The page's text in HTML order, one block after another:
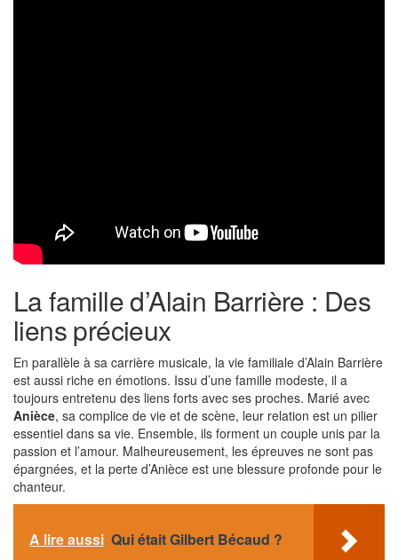
La famille d’Alain Barrière : Des
liens précieux
En parallèle à sa carrière musicale, la vie familiale d’Alain Barrière
est aussi riche en émotions. Issu d’une famille modeste, il a
toujours entretenu des liens forts avec ses proches. Marié avec
Anièce, sa complice de vie et de scène, leur relation est un pilier
essentiel dans sa vie. Ensemble, ils forment un couple unis par la
passion et l’amour. Malheureusement, les épreuves ne sont pas
épargnées, et la perte d’Anièce est une blessure profonde pour le
chanteur.
A lire aussi Qui était Gilbert Bécaud ?